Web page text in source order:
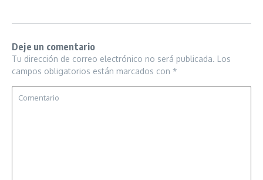
Deje un comentario
Tu dirección de correo electrónico no será publicada. Los
campos obligatorios están marcados con *